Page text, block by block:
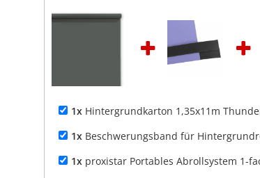
1x Hintergrundkarton 1,35x11m
1x Beschwerungsband für
1x proxistar Portables Abrollsystem 1-